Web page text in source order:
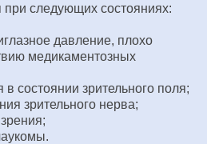
при следующих состояниях:
давление, плохо
медикаментозных
состоянии зрительного поля;
зрительного нерва;